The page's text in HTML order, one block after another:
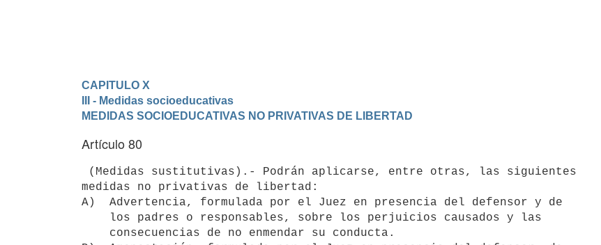
CAPITULO X
III - Medidas socioeducativas
MEDIDAS SOCIOEDUCATIVAS NO PRIVATIVAS DE LIBERTAD
Artículo 80
medidas no privativas de libertad:
A)  Advertencia, formulada por el Juez en presencia del defensor y de